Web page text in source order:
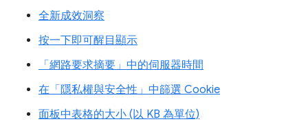
全新成效洞察
按一下即可醒目顯示
「網路要求摘要」中的伺服器時間
在「隱私權與安全性」中篩選 Cookie
面板中表格的大小 (以 KB 為單位)